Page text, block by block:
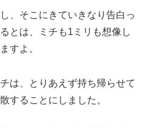
、そこにきていきなり告白っ
とは、ミチも1ミリも想像し
すよ。
は、とりあえず持ち帰らせて
することにしました。